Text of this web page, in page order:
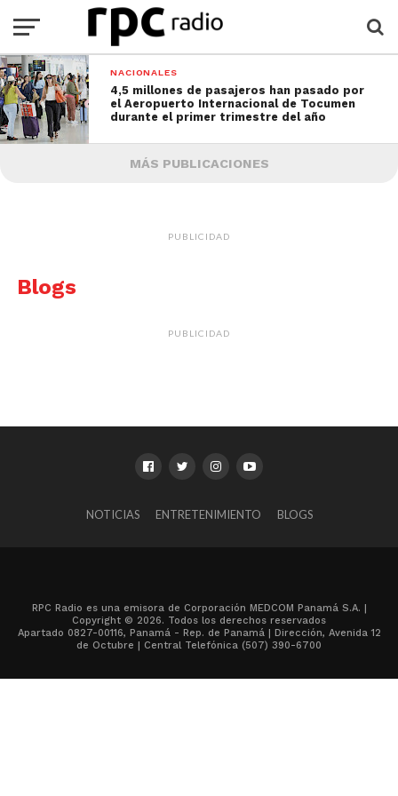
NACIONALES
4,5 millones de pasajeros han pasado por
el Aeropuerto Internacional de Tocumen
durante el primer trimestre del año
MÁS PUBLICACIONES
PUBLICIDAD
Blogs
PUBLICIDAD
NOTICIAS ENTRETENIMIENTO BLOGS
RPC Radio es una emisora de Corporación MEDCOM Panamá S.A. |
Copyright © 2026. Todos los derechos reservados
Apartado 0827-00116, Panamá - Rep. de Panamá | Dirección, Avenida 12
de Octubre | Central Telefónica (507) 390-6700